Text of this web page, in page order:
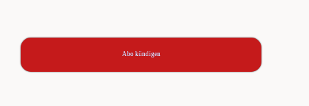
Abo kündigen